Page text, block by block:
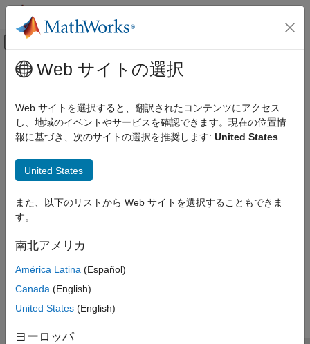
コンテンツへスキップ
オフキャンバス ナビゲーション メ
ドキュメンテーションのホーム
カテゴリ
Automated Driving Toolbox
Navigation Toolbox
RoadRunner
RoadRunner Scenario
Robotics System Toolbox
Robotics System Toolbox 入門
逆運動学
モーション プランニングとパス プランニ
衝突検出
メインコンテンツ
Web サイトの選択
Web サイトを選択すると、翻訳されたコンテンツにアクセス
し、地域のイベントやサービスを確認できます。現在の位置情
報に基づき、次のサイトの選択を推奨します: United States
United States
また、以下のリストから Web サイトを選択することもできま
す。
南北アメリカ
América Latina (Español)
Canada (English)
United States (English)
ヨーロッパ